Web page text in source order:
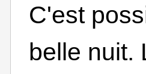
C'est
belle nuit.